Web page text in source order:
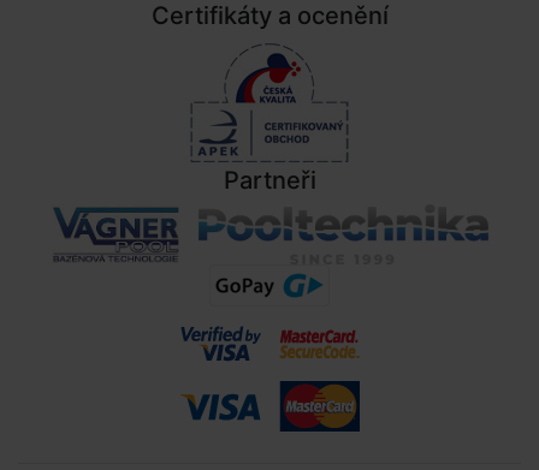
Certifikáty a ocenění
Partneři